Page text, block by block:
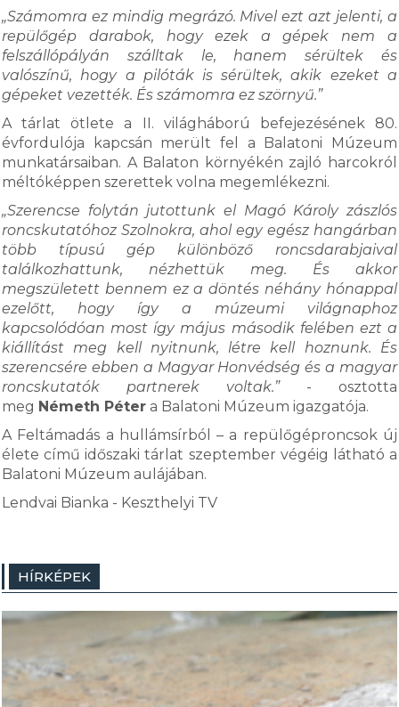
„Számomra ez mindig megrázó. Mivel ezt azt jelenti, a
repülőgép darabok, hogy ezek a gépek nem a
felszállópályán szálltak le, hanem sérültek és
valószínű, hogy a pilóták is sérültek, akik ezeket a
gépeket vezették. És számomra ez szörnyű.”
A tárlat ötlete a II. világháború befejezésének 80.
évfordulója kapcsán merült fel a Balatoni Múzeum
munkatársaiban. A Balaton környékén zajló harcokról
méltóképpen szerettek volna megemlékezni.
„Szerencse folytán jutottunk el Magó Károly zászlós
roncskutatóhoz Szolnokra, ahol egy egész hangárban
több típusú gép különböző roncsdarabjaival
találkozhattunk, nézhettük meg. És akkor
megszületett bennem ez a döntés néhány hónappal
ezelőtt, hogy így a múzeumi világnaphoz
kapcsolódóan most így május második felében ezt a
kiállítást meg kell nyitnunk, létre kell hoznunk. És
szerencsére ebben a Magyar Honvédség és a magyar
roncskutatók partnerek voltak.”- osztotta
meg Németh Péter a Balatoni Múzeum igazgatója.
A Feltámadás a hullámsírból – a repülőgéproncsok új
élete című időszaki tárlat szeptember végéig látható a
Balatoni Múzeum aulájában.
Lendvai Bianka - Keszthelyi TV
HÍRKÉPEK